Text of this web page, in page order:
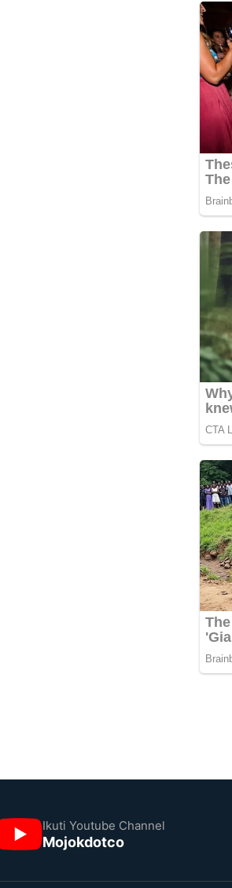
Ikuti Youtube Channel
Mojokdotco